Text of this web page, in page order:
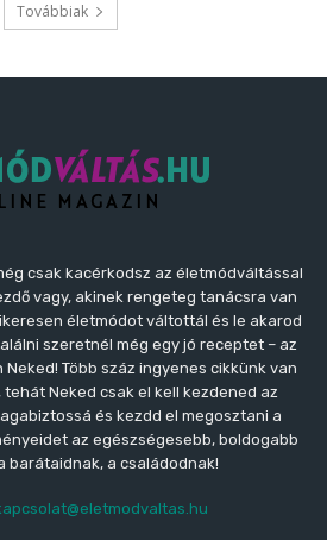
Továbbiak
csak kacérkodsz az életmódváltással
vagy, akinek rengeteg tanácsra van
életmódot váltottál és le akarod
szeretnél még egy jó receptet – az
Több száz ingyenes cikkünk van
Neked csak el kell kezdened az
és kezdd el megosztani a
az egészségesebb, boldogabb
barátaidnak, a családodnak!